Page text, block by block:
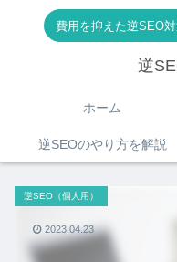
費用を抑えた逆SEO
逆
ホーム
逆SEOのやり方を解説
逆SEO（個人用）
2023.04.23